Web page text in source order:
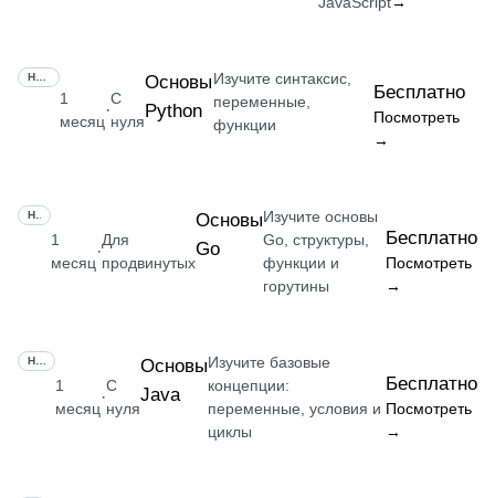
1
месяц
·
С
нуля
Основы
Python
Изучите синтаксис,
переменные,
функции
Бесплатно
Посмотреть
→
1
месяц
·
Для
продвинутых
Основы
Go
Изучите основы
Go, структуры,
функции и
горутины
Бесплатно
Посмотреть
→
1
месяц
·
С
нуля
Основы
Java
Изучите базовые
концепции:
переменные, условия и
циклы
Бесплатно
Посмотреть
→